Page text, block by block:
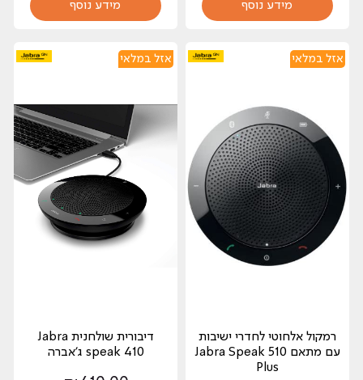
מידע נוסף מידע נוסף
אזל במלאי
רמקול אלחוטי לחדרי ישיבות
עם מתאם Jabra Speak 510
Plus
אזל במלאי
‏דיבורית שולחנית Jabra
speak 410 ג'אברה